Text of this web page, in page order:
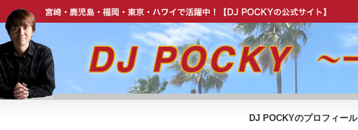
島・福岡・東京・ハワイで活躍中【DJ POCKY 公式 ウェブサイト】
DJ POCKYのプロフィール